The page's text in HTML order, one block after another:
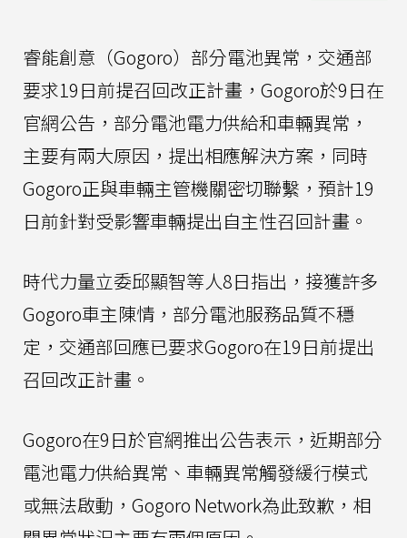
睿能創意（Gogoro）部分電池異常，交通部
要求19日前提召回改正計畫，Gogoro於9日在
官網公告，部分電池電力供給和車輛異常，
主要有兩大原因，提出相應解決方案，同時
Gogoro正與車輛主管機關密切聯繫，預計19
日前針對受影響車輛提出自主性召回計畫。
時代力量立委邱顯智等人8日指出，接獲許多
Gogoro車主陳情，部分電池服務品質不穩
定，交通部回應已要求Gogoro在19日前提出
召回改正計畫。
Gogoro在9日於官網推出公告表示，近期部分
電池電力供給異常、車輛異常觸發緩行模式
或無法啟動，Gogoro Network為此致歉，相